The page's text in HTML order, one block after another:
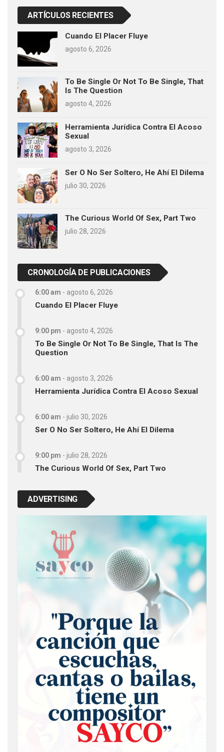
ARTÍCULOS RECIENTES
Cuando El Placer Fluye
agosto 6, 2026
To Be Single Or Not To Be Single, That
Is The Question
agosto 4, 2026
Herramienta Jurídica Contra El Acoso
Sexual
agosto 3, 2026
Ser O No Ser Soltero, He Ahí El Dilema
julio 30, 2026
The Curious World Of Sex, Part Two
julio 28, 2026
CRONOLOGÍA DE PUBLICACIONES
6:00 am - agosto 6, 2026
Cuando El Placer Fluye
9:00 pm - agosto 4, 2026
To Be Single Or Not To Be Single, That Is The
Question
6:00 am - agosto 3, 2026
Herramienta Jurídica Contra El Acoso Sexual
6:00 am - julio 30, 2026
Ser O No Ser Soltero, He Ahí El Dilema
9:00 pm - julio 28, 2026
The Curious World Of Sex, Part Two
ADVERTISING